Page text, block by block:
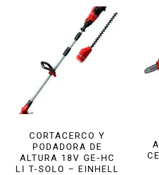
CORTACERCO Y
PODADORA DE
ALTURA 18V GE-HC
LI T-SOLO – EINHELL